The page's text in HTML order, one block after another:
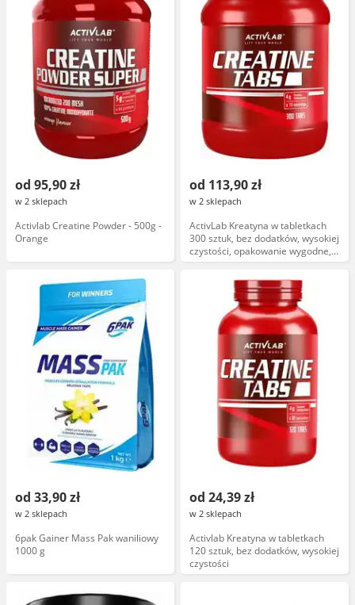
od 95,90 zł
w 2 sklepach
Activlab Creatine Powder - 500g -
Orange
od 113,90 zł
w 2 sklepach
ActivLab Kreatyna w tabletkach
300 sztuk, bez dodatków, wysokiej
czystości, opakowanie wygodne,
marka ActivLab
od 33,90 zł
w 2 sklepach
6pak Gainer Mass Pak waniliowy
1000 g
od 24,39 zł
w 2 sklepach
Activlab Kreatyna w tabletkach
120 sztuk, bez dodatków, wysokiej
czystości